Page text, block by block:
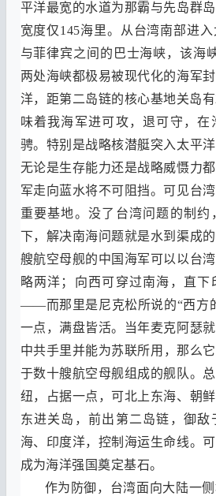
平洋最宽的水道为那霸与先岛群
宽度仅145海里。 从台湾南部进
与菲律宾之间的巴士海峡，该海
两处海峡都极易被现代化的海军
洋， 距第二岛链的核心基地关岛有
味着我海军进可攻，退可守 ，在
骋。 特别是战略核潜艇突入太平
无论是生存能力还是战略威慑力
军走向蓝水将不可阻挡。 可见台
重要基地。 没了台湾问题的制约
下 ， 解决南海问题就是水到渠成
艘航空母舰的中国海军可以以台
略两洋 ； 向西可穿过南海 ， 直下
——而那里是尼克松所说的“西方
一点 ， 满盘皆活。 当年麦克阿瑟
中共手里并能为苏联所用 ， 那么
于数十艘航空母舰组成的舰队。
纽， 占据一点 ， 可北上东海、 朝
东进关岛 ， 前出第二岛链 ，御敌
海、 印度洋， 控制海运生命线。
成为海洋强国奠定基石。
作为防御 ， 台湾面向大陆一